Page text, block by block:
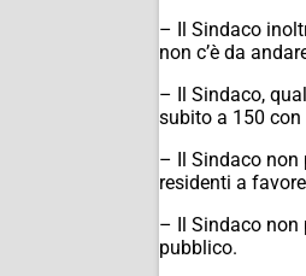
– Il Sindaco
non c’è da
– Il Sindaco,
subito a 150 con
– Il Sindaco non
residenti a
– Il Sindaco non
pubblico.